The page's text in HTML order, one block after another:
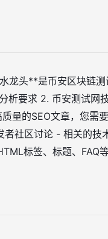
龙头**是币安区块链
析要求 2. 币安测试网
的SEO文章，您需
社区讨论 - 相关的技
标签、标题、FAQ